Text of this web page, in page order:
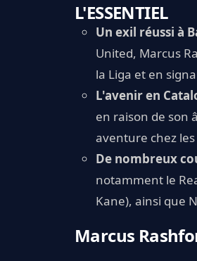
L'ESSENTIEL
Un exil réussi à
United, Marcus
la Liga et en
L'avenir en
en raison de son
aventure chez
De nombreux
notamment le
Kane), ainsi que
Marcus